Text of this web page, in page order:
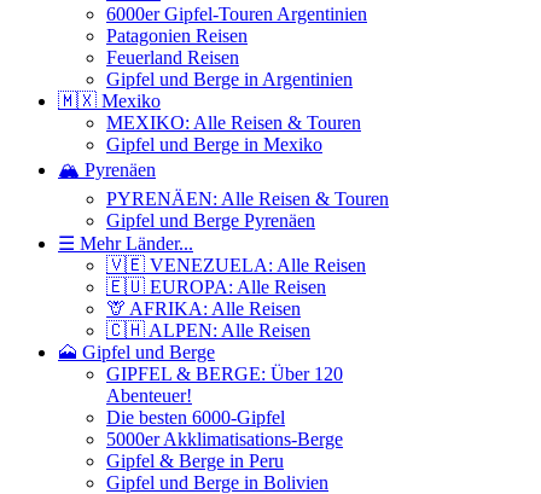
6000er Gipfel-Touren Argentinien
Patagonien Reisen
Feuerland Reisen
Gipfel und Berge in Argentinien
🇲🇽 Mexiko
MEXIKO: Alle Reisen & Touren
Gipfel und Berge in Mexiko
🏔️ Pyrenäen
PYRENÄEN: Alle Reisen & Touren
Gipfel und Berge Pyrenäen
☰ Mehr Länder...
🇻🇪 VENEZUELA: Alle Reisen
🇪🇺 EUROPA: Alle Reisen
🦒 AFRIKA: Alle Reisen
🇨🇭 ALPEN: Alle Reisen
🗻 Gipfel und Berge
GIPFEL & BERGE: Über 120
Abenteuer!
Die besten 6000-Gipfel
5000er Akklimatisations-Berge
Gipfel & Berge in Peru
Gipfel und Berge in Bolivien